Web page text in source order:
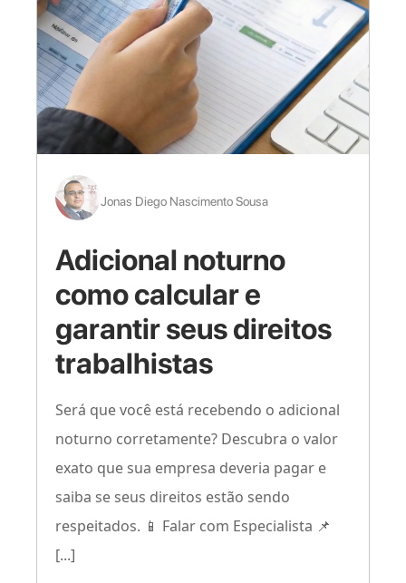
Jonas Diego Nascimento Sousa
Adicional noturno
como calcular e
garantir seus direitos
trabalhistas
Será que você está recebendo o adicional
noturno corretamente? Descubra o valor
exato que sua empresa deveria pagar e
saiba se seus direitos estão sendo
respeitados. 📱 Falar com Especialista 📌
[...]